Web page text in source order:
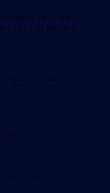
phần trăm ngân sách
lớn, tỷ lệ phí càng
ngân sách dưới
khóa
đổi cơ bản